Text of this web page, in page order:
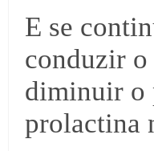
E se
conduzir o
diminuir o
prolactina